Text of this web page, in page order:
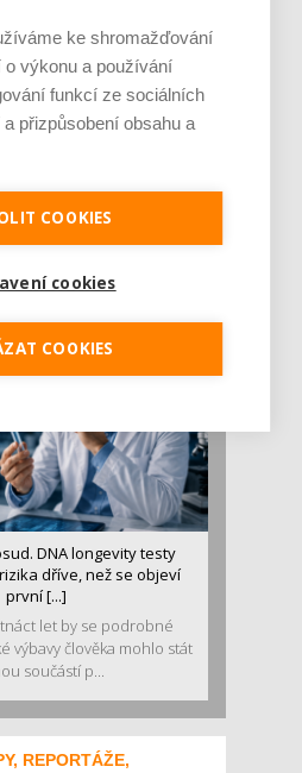
přiberu po něm a ve
Znáte nejčastějš [...]
nějakou dobu rezonuje
se o ně...
DNA longevity testy
dříve, než se objeví
první [...]
let by se podrobné
výbavy člověka mohlo stát
součástí p...
REPORTÁŽE,
ke shromažďování
o výkonu a používání
funkcí ze sociálních
přizpůsobení obsahu a
COOKIES
cookies
COOKIES